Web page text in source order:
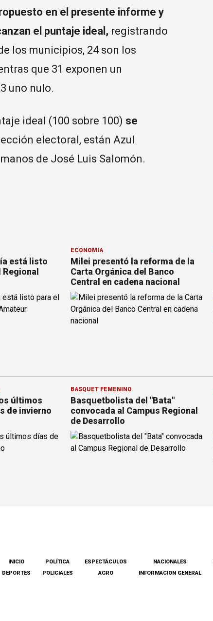
en el presente informe y
el puntaje ideal, registrando
los municipios, 24 son los
que 31 exponen un
uno nulo.
ideal (100 sobre 100) se
electoral, están Azul
de José Luis Salomón.
está listo
ECONOMÍA
Milei presentó la reforma de la
Carta Orgánica del Banco
Central en cadena nacional
últimos
de invierno
BÁSQUET FEMENINO
Basquetbolista del "Bata"
convocada al Campus Regional
de Desarrollo
INICIO
DEPORTES
POLÍTICA
POLICIALES
ESPECTÁCULOS
AGRO
NACIONALES
INFORMACION GENERAL